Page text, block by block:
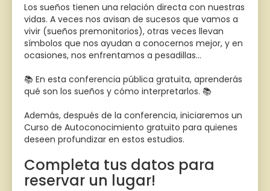
Los sueños tienen una relación directa con nuestras
vidas. A veces nos avisan de sucesos que vamos a
vivir (sueños premonitorios), otras veces llevan
símbolos que nos ayudan a conocernos mejor, y en
ocasiones, nos enfrentamos a pesadillas...
📚 En esta conferencia pública gratuita, aprenderás
qué son los sueños y cómo interpretarlos. 📚
Además, después de la conferencia, iniciaremos un
Curso de Autoconocimiento gratuito para quienes
deseen profundizar en estos estudios.
Completa tus datos para
reservar un lugar!